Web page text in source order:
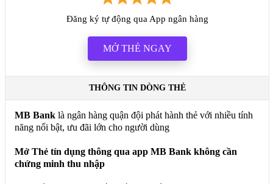
Đăng ký tự động qua App ngân hàng
MỞ THẺ NGAY
THÔNG TIN DÒNG THẺ
MB Bank là ngân hàng quận đội phát hành thẻ với nhiều tính
năng nổi bật, ưu đãi lớn cho người dùng
Mở Thẻ tín dụng thông qua app MB Bank không cần
chứng minh thu nhập